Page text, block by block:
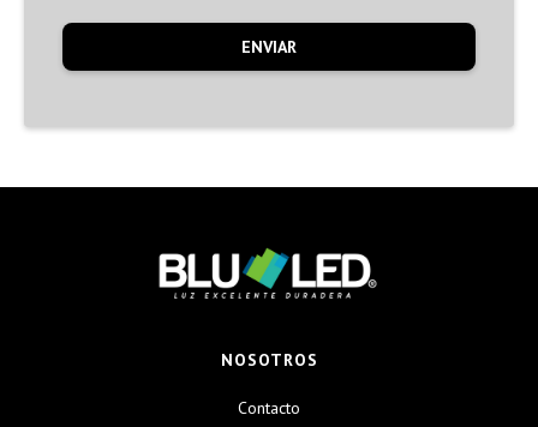
NOSOTROS
Contacto